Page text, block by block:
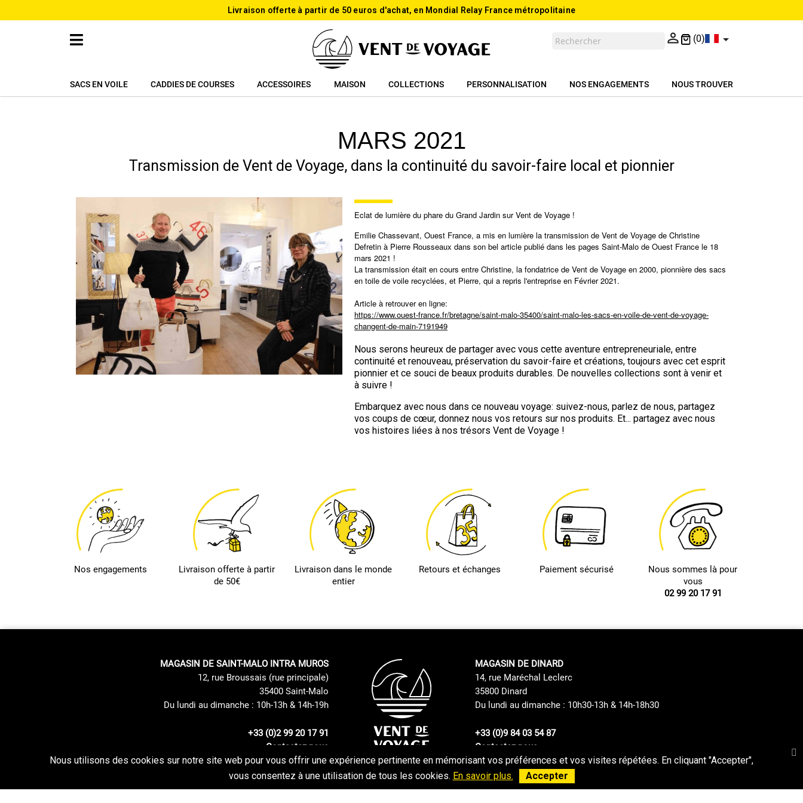
Livraison offerte à partir de 50 euros d'achat, en Mondial Relay France métropolitaine
 (0) 
SACS EN VOILE CADDIES DE COURSES ACCESSOIRES MAISON COLLECTIONS PERSONNALISATION NOS ENGAGEMENTS NOUS TROUVER
MARS 2021
Transmission de Vent de Voyage, dans la continuité du savoir-faire local et pionnier
Eclat de lumière du phare du Grand Jardin sur Vent de Voyage !
Emilie Chassevant, Ouest France, a mis en lumière la transmission de Vent de Voyage de Christine
Defretin à Pierre Rousseaux dans son bel article publié dans les pages Saint-Malo de Ouest France le 18
mars 2021 !
La transmission était en cours entre Christine, la fondatrice de Vent de Voyage en 2000, pionnière des sacs
en toile de voile recyclées, et Pierre, qui a repris l'entreprise en Février 2021.
Article à retrouver en ligne:
https://www.ouest-france.fr/bretagne/saint-malo-35400/saint-malo-les-sacs-en-voile-de-vent-de-voyage-
changent-de-main-7191949
Nous serons heureux de partager avec vous cette aventure entrepreneuriale, entre
continuité et renouveau, préservation du savoir-faire et créations, toujours avec cet esprit
pionnier et ce souci de beaux produits durables. De nouvelles collections sont à venir et
à suivre !
Embarquez avec nous dans ce nouveau voyage: suivez-nous, parlez de nous, partagez
vos coups de cœur, donnez nous vos retours sur nos produits. Et... partagez avec nous
vos histoires liées à nos trésors Vent de Voyage !
Nos engagements
Livraison offerte à partir
de 50€
Livraison dans le monde
entier
Retours et échanges Paiement sécurisé
Nous sommes là pour
vous
02 99 20 17 91
MAGASIN DE SAINT-MALO INTRA MUROS
12, rue Broussais (rue principale)
35400 Saint-Malo
Du lundi au dimanche : 10h-13h & 14h-19h
+33 (0)2 99 20 17 91
Contactez nous
MAGASIN DE DINARD
14, rue Maréchal Leclerc
35800 Dinard
Du lundi au dimanche : 10h30-13h & 14h-18h30
+33 (0)9 84 03 54 87
Contactez nous
Politique de confidentialité
Nous utilisons des cookies sur notre site web pour vous offrir une expérience pertinente en mémorisant vos préférences et vos visites répétées. En cliquant "Accepter",
vous consentez à une utilisation de tous les cookies. En savoir plus. Accepter